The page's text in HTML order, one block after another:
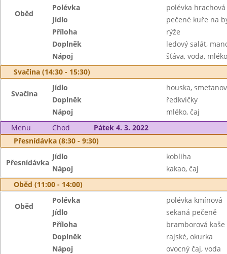
Oběd
Polévka
polévka hrachová
Jídlo
pečené kuře na
Příloha
rýže
Doplněk
ledový salát,
Nápoj
šťáva, voda, mléko
Svačina (14:30 - 15:30)
Svačina
Jídlo
houska,
Doplněk
ředkvičky
Nápoj
mléko, čaj
Menu
Chod
Pátek 4. 3. 2022
Přesnídávka (8:30 - 9:30)
Přesnídávka
Jídlo
kobliha
Nápoj
kakao, čaj
Oběd (11:00 - 14:00)
Oběd
Polévka
polévka kmínová
Jídlo
sekaná pečeně
Příloha
bramborová kaše
Doplněk
rajské, okurka
Nápoj
ovocný čaj, voda